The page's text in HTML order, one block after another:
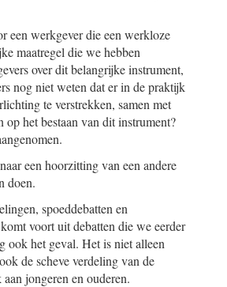
een werkgever die een werkloze
maatregel die we hebben
over dit belangrijke instrument,
nog niet weten dat er in de praktijk
te verstrekken, samen met
het bestaan van dit instrument?
een hoorzitting van een andere
doen.
spoeddebatten en
voort uit debatten die we eerder
ook het geval. Het is niet alleen
de scheve verdeling van de
jongeren en ouderen.